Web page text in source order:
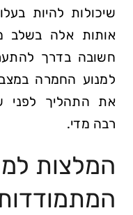
שיכולות להיות
אותות אלה בשלב
חשובה בדרך
למנוע החמרה
את התהליך לפני
רבה מדי.
המלצות